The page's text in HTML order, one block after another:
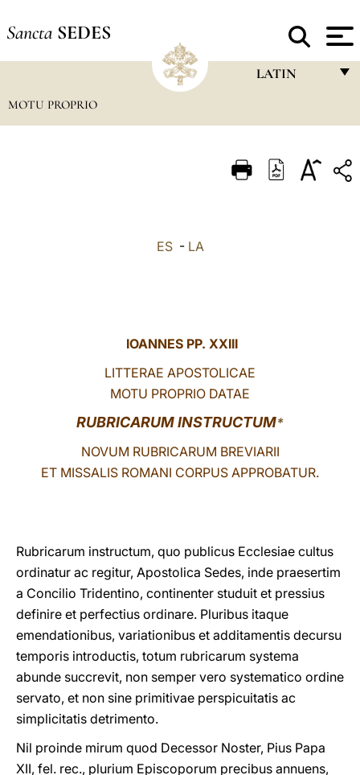
Sancta SEDES
LATIN
ITALIANO
MOTU PROPRIO
ES- LA
IOANNES PP. XXIII
LITTERAE APOSTOLICAE
MOTU PROPRIO DATAE
RUBRICARUM INSTRUCTUM*
NOVUM RUBRICARUM BREVIARII
ET MISSALIS ROMANI CORPUS APPROBATUR.
Rubricarum instructum, quo publicus Ecclesiae cultus
ordinatur ac regitur, Apostolica Sedes, inde praesertim
a Concilio Tridentino, continenter studuit et pressius
definire et perfectius ordinare. Pluribus itaque
emendationibus, variationibus et additamentis decursu
temporis introductis, totum rubricarum systema
abunde succrevit, non semper vero systematico ordine
servato, et non sine primitivae perspicuitatis ac
simplicitatis detrimento.
Nil proinde mirum quod Decessor Noster, Pius Papa
XII, fel. rec., plurium Episcoporum precibus annuens,